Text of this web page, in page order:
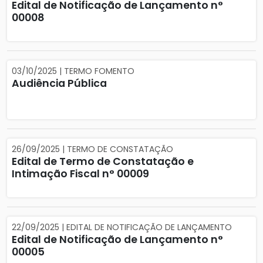
Edital de Notificação de Lançamento n°
00008
03/10/2025 | TERMO FOMENTO
Audiência Pública
26/09/2025 | TERMO DE CONSTATAÇÃO
Edital de Termo de Constatação e
Intimação Fiscal n° 00009
22/09/2025 | EDITAL DE NOTIFICAÇÃO DE LANÇAMENTO
Edital de Notificação de Lançamento n°
00005